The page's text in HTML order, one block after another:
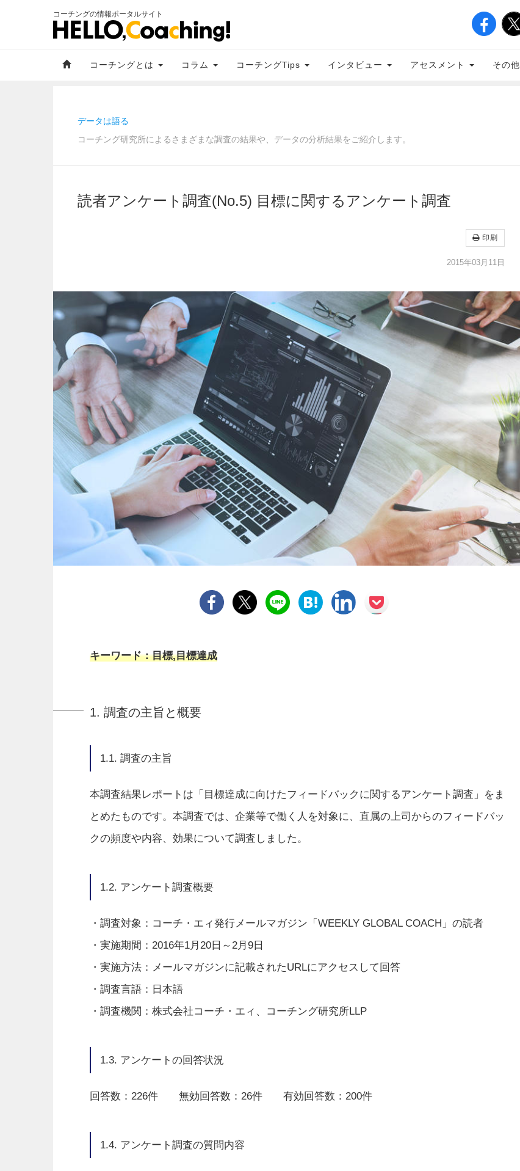
コーチングの情報ポータルサイト
コーチングとは コラム コーチングTips インタビュー アセスメント その他
データは語る
コーチング研究所によるさまざまな調査の結果や、データの分析結果をご紹介します。
読者アンケート調査(No.5) 目標に関するアンケート調査
印刷
2015年03月11日
キーワード：目標,目標達成
1. 調査の主旨と概要
1.1. 調査の主旨
本調査結果レポートは「目標達成に向けたフィードバックに関するアンケート調査」をま
とめたものです。本調査では、企業等で働く人を対象に、直属の上司からのフィードバッ
クの頻度や内容、効果について調査しました。
1.2. アンケート調査概要
・調査対象：コーチ・エィ発行メールマガジン「WEEKLY GLOBAL COACH」の読者
・実施期間：2016年1月20日～2月9日
・実施方法：メールマガジンに記載されたURLにアクセスして回答
・調査言語：日本語
・調査機関：株式会社コーチ・エィ、コーチング研究所LLP
1.3. アンケートの回答状況
回答数：226件 無効回答数：26件 有効回答数：200件
1.4. アンケート調査の質問内容